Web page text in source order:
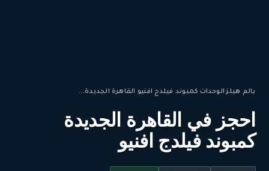
بالم هيلز·الوحدات·كمبوند فيلدج افنيو القاهرة الجديدة...
احجز في القاهرة الجديدة
كمبوند فيلدج افنيو